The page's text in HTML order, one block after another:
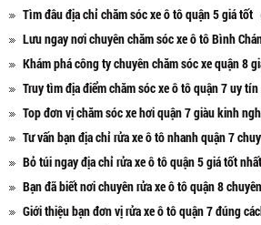
Tìm đâu địa chỉ chăm sóc xe ô tô quận 5 giá tốt
Lưu ngay nơi chuyên chăm sóc xe ô tô Bình
Khám phá công ty chuyên chăm sóc xe quận 8
Truy tìm địa điểm chăm sóc xe ô tô quận 7 uy tín
Top đơn vị chăm sóc xe hơi quận 7 giàu kinh
Tư vấn bạn địa chỉ rửa xe ô tô nhanh quận 7
Bỏ túi ngay địa chỉ rửa xe ô tô quận 5 giá tốt nhất
Bạn đã biết nơi chuyên rửa xe ô tô quận 8
Giới thiệu bạn đơn vị rửa xe ô tô quận 7 đúng